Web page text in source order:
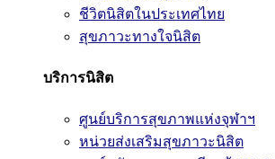
ชีวิตนิสิตในประเทศไทย
สุขภาวะทางใจนิสิต
บริการนิสิต
ศูนย์บริการสุขภาพแห่งจุฬาฯ
หน่วยส่งเสริมสุขภาวะนิสิต